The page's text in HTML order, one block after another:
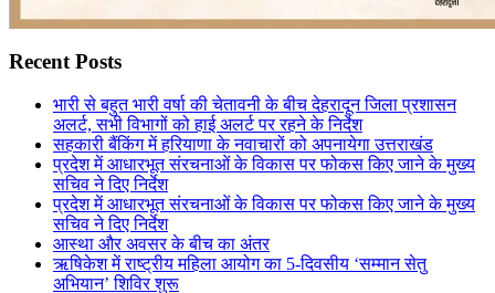
Recent Posts
भारी से बहुत भारी वर्षा की चेतावनी के बीच देहरादून जिला प्रशासन
अलर्ट, सभी विभागों को हाई अलर्ट पर रहने के निर्देश
सहकारी बैंकिंग में हरियाणा के नवाचारों को अपनायेगा उत्तराखंड
प्रदेश में आधारभूत संरचनाओं के विकास पर फोकस किए जाने के मुख्य
सचिव ने दिए निर्देश
प्रदेश में आधारभूत संरचनाओं के विकास पर फोकस किए जाने के मुख्य
सचिव ने दिए निर्देश
आस्था और अवसर के बीच का अंतर
ऋषिकेश में राष्ट्रीय महिला आयोग का 5-दिवसीय ‘सम्मान सेतु
अभियान’ शिविर शुरू